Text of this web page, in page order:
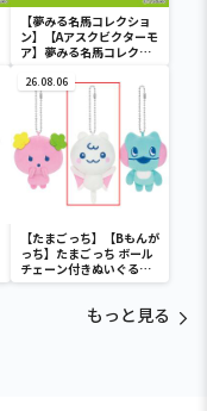
【夢みる名馬コレクショ
ン】【Aアスクビクターモ
ア】夢みる名馬コレクシ
ビクターモア・メジロマ
ックイーン・ライスシャ
ワー～
26.08.06
【たまごっち】【Bもんが
っち】たまごっち ボール
チェーン付きぬいぐるみ
～Tamagotchi
もっと見る